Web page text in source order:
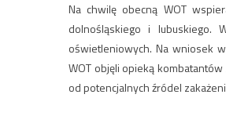
Na chwilę obecną WOT
dolnośląskiego i lubuskiego.
oświetleniowych. Na wniosek
WOT objęli opieką
od potencjalnych źródel